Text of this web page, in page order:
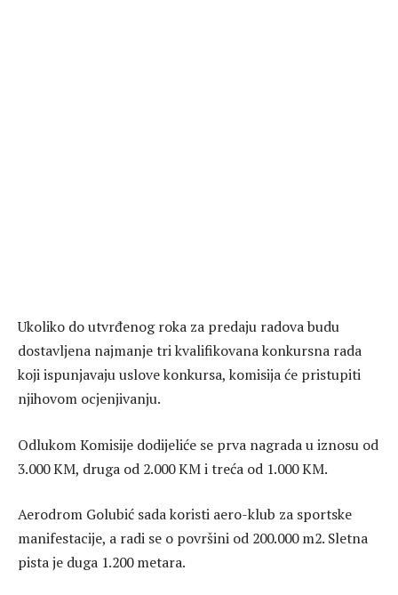
Ukoliko do utvrđenog roka za predaju radova budu
dostavljena najmanje tri kvalifikovana konkursna rada
koji ispunjavaju uslove konkursa, komisija će pristupiti
njihovom ocjenjivanju.
Odlukom Komisije dodijeliće se prva nagrada u iznosu od
3.000 KM, druga od 2.000 KM i treća od 1.000 KM.
Aerodrom Golubić sada koristi aero-klub za sportske
manifestacije, a radi se o površini od 200.000 m2. Sletna
pista je duga 1.200 metara.